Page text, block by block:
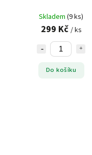
Skladem (9 ks)
299 Kč / ks
Do košíku